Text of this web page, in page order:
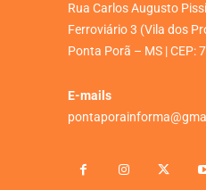
Rua Carlos Augusto
Ferroviário 3 (Vila dos
Ponta Porã – MS | CEP:
E-mails